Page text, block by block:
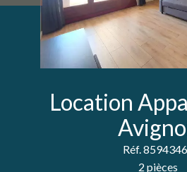
Location
Réf.
2 pièces